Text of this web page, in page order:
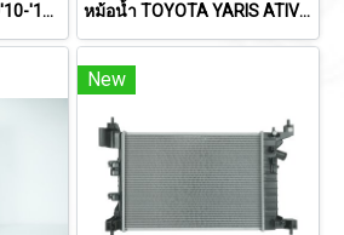
หม้อน้ำ HONDA FREED'10-'16 (A/T) หม้อน้ำ TOYOTA YARIS ATIV'22
New